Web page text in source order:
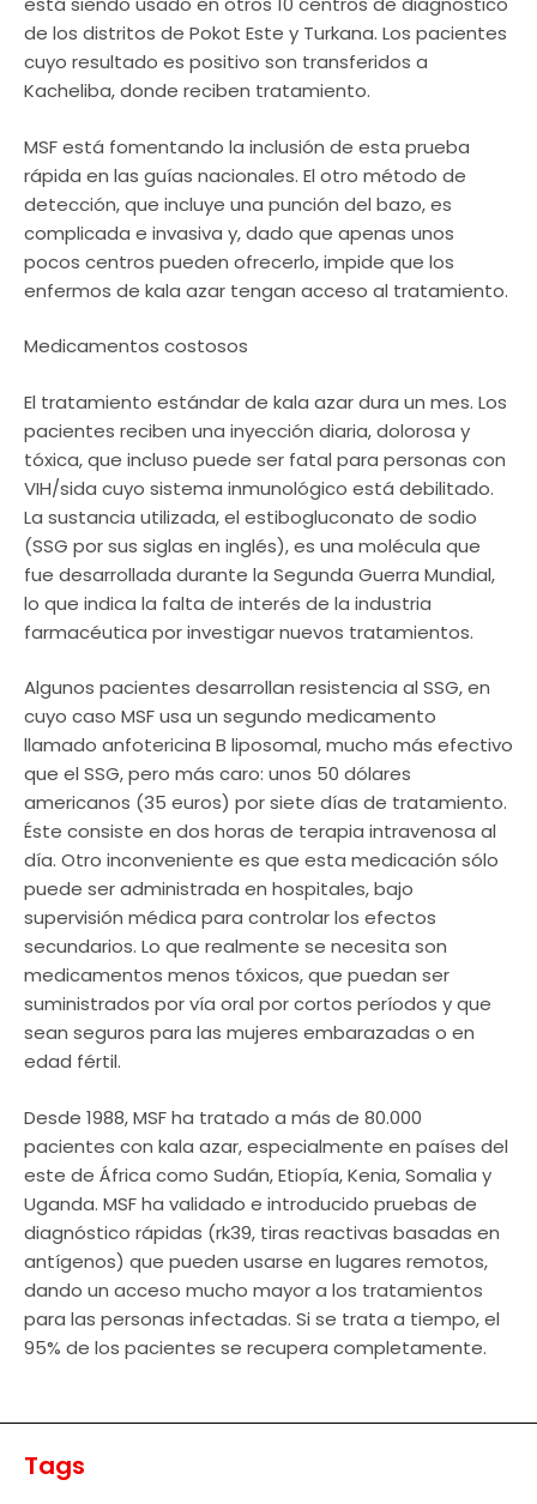
de los distritos de Pokot Este y Turkana. Los pacientes
cuyo resultado es positivo son transferidos a
Kacheliba, donde reciben tratamiento.
MSF está fomentando la inclusión de esta prueba
rápida en las guías nacionales. El otro método de
detección, que incluye una punción del bazo, es
complicada e invasiva y, dado que apenas unos
pocos centros pueden ofrecerlo, impide que los
enfermos de kala azar tengan acceso al tratamiento.
Medicamentos costosos
El tratamiento estándar de kala azar dura un mes. Los
pacientes reciben una inyección diaria, dolorosa y
tóxica, que incluso puede ser fatal para personas con
VIH/sida cuyo sistema inmunológico está debilitado.
La sustancia utilizada, el estibogluconato de sodio
(SSG por sus siglas en inglés), es una molécula que
fue desarrollada durante la Segunda Guerra Mundial,
lo que indica la falta de interés de la industria
farmacéutica por investigar nuevos tratamientos.
Algunos pacientes desarrollan resistencia al SSG, en
cuyo caso MSF usa un segundo medicamento
llamado anfotericina B liposomal, mucho más efectivo
que el SSG, pero más caro: unos 50 dólares
americanos (35 euros) por siete días de tratamiento.
Éste consiste en dos horas de terapia intravenosa al
día. Otro inconveniente es que esta medicación sólo
puede ser administrada en hospitales, bajo
supervisión médica para controlar los efectos
secundarios. Lo que realmente se necesita son
medicamentos menos tóxicos, que puedan ser
suministrados por vía oral por cortos períodos y que
sean seguros para las mujeres embarazadas o en
edad fértil.
Desde 1988, MSF ha tratado a más de 80.000
pacientes con kala azar, especialmente en países del
este de África como Sudán, Etiopía, Kenia, Somalia y
Uganda. MSF ha validado e introducido pruebas de
diagnóstico rápidas (rk39, tiras reactivas basadas en
antígenos) que pueden usarse en lugares remotos,
dando un acceso mucho mayor a los tratamientos
para las personas infectadas. Si se trata a tiempo, el
95% de los pacientes se recupera completamente.
Tags